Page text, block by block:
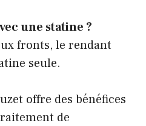
une statine ?
fronts, le rendant
seule.
offre des bénéfices
de